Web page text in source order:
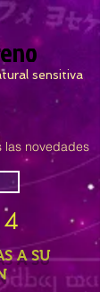
sensitiva
las novedades
A SU